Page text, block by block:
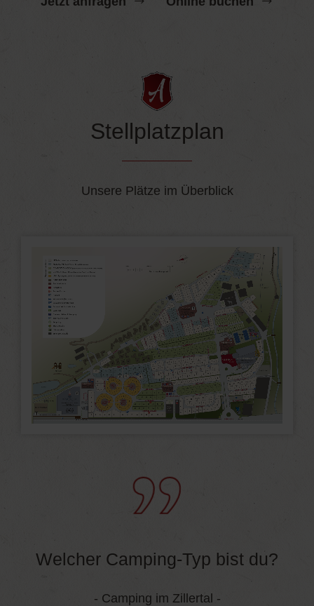
Stellplatzplan
Unsere Plätze im Überblick
Welcher Camping-Typ bist du?
- Camping im Zillertal -